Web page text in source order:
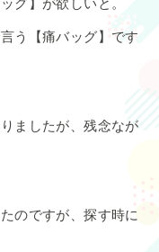
う【痛バッグ】です
ましたが、残念なが
のですが、探す時に